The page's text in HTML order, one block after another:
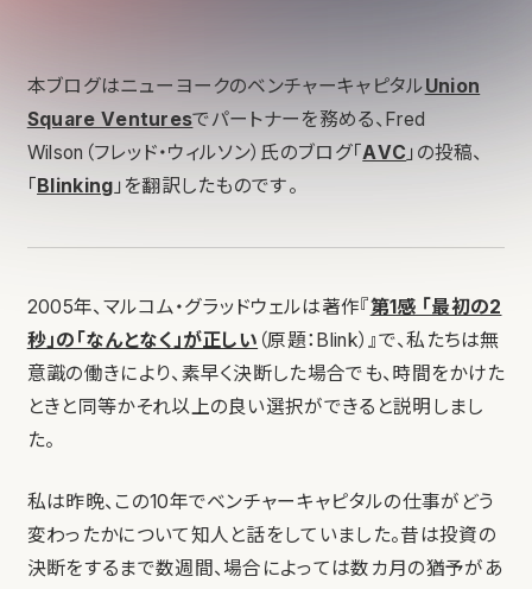
本ブログはニューヨークのベンチャーキャピタルUnion
Square Venturesでパートナーを務める、Fred
Wilson（フレッド・ウィルソン）氏のブログ「AVC 」の投稿、
「 Blinking 」を翻訳したものです。
2005年、マルコム・グラッドウェルは著作『第1感 「最初の2
秒」の「なんとなく」が正しい （原題：Blink）』で、私たちは無
意識の働きにより、素早く決断した場合でも、時間をかけた
ときと同等かそれ以上の良い選択ができると説明しまし
た。
私は昨晩、この10年でベンチャーキャピタルの仕事がどう
変わったかについて知人と話をしていました。昔は投資の
決断をするまで数週間、場合によっては数カ月の猶予があ